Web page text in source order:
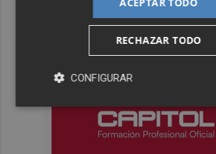
antes, pero mejor!
RECHAZAR TODO
CONFIGURAR